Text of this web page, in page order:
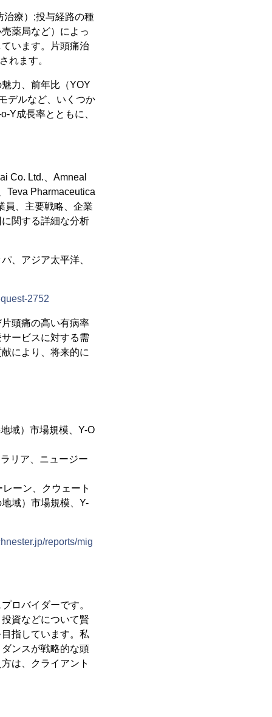
治療）;投与経路の種
薬局など）によっ
います。片頭痛治
れます。
力、前年比（YOY
デルなど、いくつか
Y成長率とともに、
Co. Ltd.、Amneal
Teva Pharmaceutica
員、主要戦略、企業
関する詳細な分析
、アジア太平洋、
2752
頭痛の高い有病率
ービスに対する需
により、将来的に
域）市場規模、Y-O
リア、ニュージー
ーン、クウェート
域）市場規模、Y-
reports/mig
ロバイダーです。
資などについて賢
指しています。私
ンスが戦略的な頭
は、クライアント